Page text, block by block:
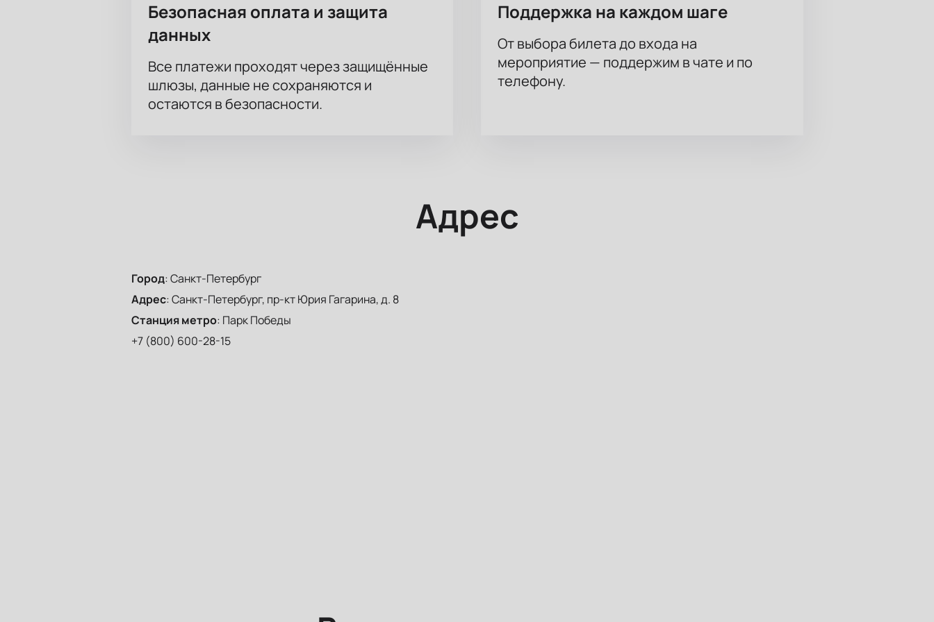
Безопасная оплата и защита
данных
Все платежи проходят через защищённые
шлюзы, данные не сохраняются и
остаются в безопасности.
Поддержка на каждом шаге
От выбора билета до входа на
мероприятие — поддержим в чате и по
телефону.
Адрес
Город:Санкт-Петербург
Адрес:Санкт-Петербург, пр-кт Юрия Гагарина, д. 8
Станция метро: Парк Победы
+7 (800) 600-28-15